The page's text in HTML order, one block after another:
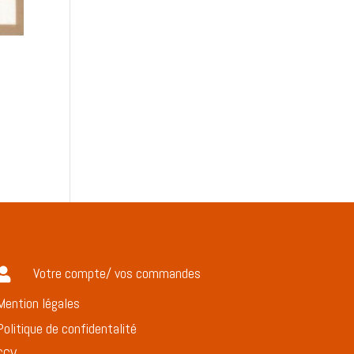
Votre compte/ vos commandes
légales
de confidentalité